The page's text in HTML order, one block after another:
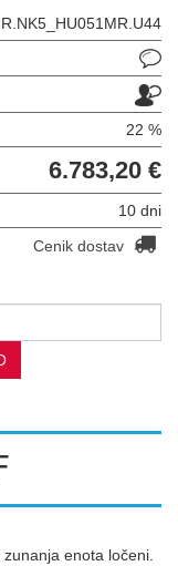
22 %
6.783,20 €
10 dni
Cenik dostav
enota ločeni.